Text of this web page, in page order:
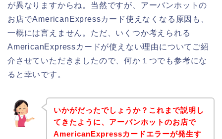
が異なりますからね。当然ですが、アーバンホットの
お店でAmericanExpressカード使えなくなる原因も、
一概には言えません。ただ、いくつか考えられる
AmericanExpressカードが使えない理由についてご紹
介させていただきましたので、何か１つでも参考にな
ると幸いです。
いかがだったでしょうか？これまで説明し
てきたように、アーバンホットのお店で
AmericanExpressカードエラーが発生す